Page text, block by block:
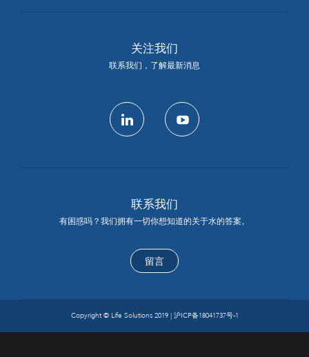
关注我们
联系我们，了解最新消息
联系我们
有困惑吗？我们拥有一切你想知道的关于水的答案。
留言
Copyright © Life Solutions 2019 | 沪ICP备18041737号-1